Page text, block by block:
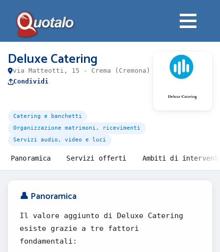
Deluxe Catering
via Matteotti, 15 - Crema (Cremona)
Condividi
Catering e banchetti
Organizzazione matrimoni, ricevimenti
Servizi audio, video e luci
Panoramica Servizi offerti Ambiti di
👤 Panoramica
Il valore aggiunto di Deluxe Catering
esiste grazie a tre fattori
fondamentali: